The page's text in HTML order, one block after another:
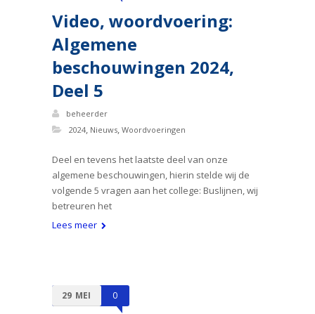
Video, woordvoering:
Algemene
beschouwingen 2024,
Deel 5
beheerder
2024, Nieuws, Woordvoeringen
Deel en tevens het laatste deel van onze
algemene beschouwingen, hierin stelde wij de
volgende 5 vragen aan het college: Buslijnen, wij
betreuren het
Lees meer
29 MEI 0